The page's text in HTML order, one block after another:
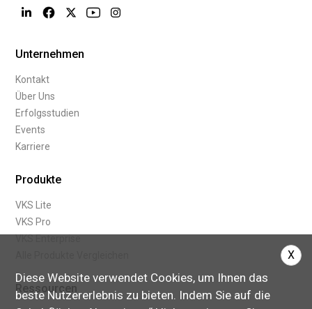
Diese Website verwendet Cookies, um Ihnen das
beste Nutzererlebnis zu bieten. Indem Sie auf die
X
Unternehmen
Kontakt
Über Uns
Erfolgsstudien
Events
Karriere
Produkte
VKS Lite
VKS Pro
Ressourcen